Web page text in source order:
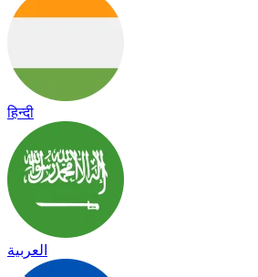
हिन्दी
العربية